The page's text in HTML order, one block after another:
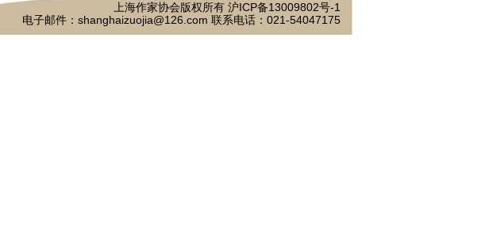
上海作家协会版权所有 沪ICP备13009802号-1
电子邮件：shanghaizuojia@126.com 联系电话：021-54047175